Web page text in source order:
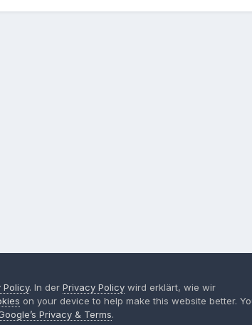
Policy Contact Us Cookies
Invision Community
Policy. In der Privacy Policy wird erklärt, wie wir
on your device to help make this website better.
Privacy & Terms.